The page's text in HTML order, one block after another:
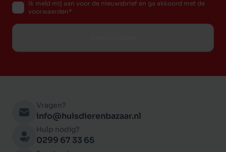
Ik meld mij aan voor de nieuwsbrief en ga akkoord met de
voorwaarden
Vragen?
info@huisdierenbazaar.nl
Hulp nodig?
0299 67 33 65